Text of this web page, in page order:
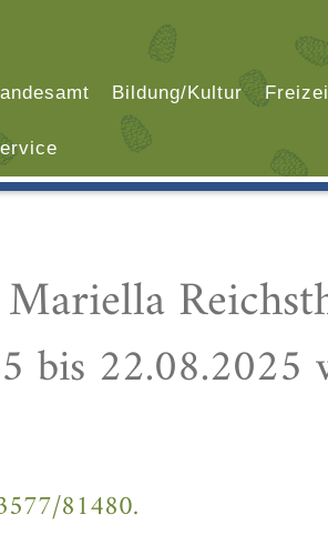
Bildung/Kultur
bis 22.08.2025
81480.